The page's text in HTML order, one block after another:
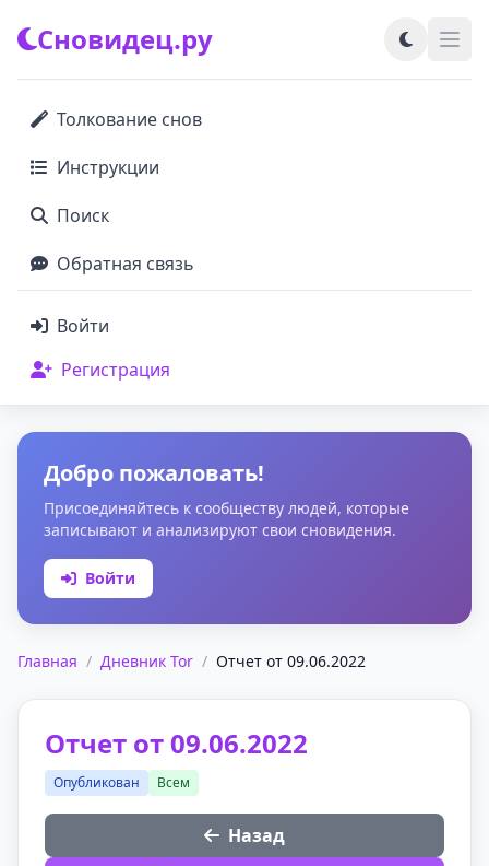
Сновидец.ру
Толкование снов
Инструкции
Поиск
Обратная связь
Войти
Регистрация
Добро пожаловать!
Присоединяйтесь к сообществу людей, которые
записывают и анализируют свои сновидения.
Войти
Главная / Дневник Tor / Отчет от 09.06.2022
Отчет от 09.06.2022
Опубликован Всем
Назад